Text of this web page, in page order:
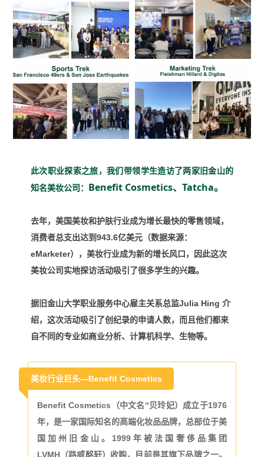
此次职业探索之旅，我们带领学生造访了两家旧金山的
知名美妆公司： Benefit Cosmetics、Tatcha。
去年，美国美妆和护肤行业成为增长最快的零售领域，
消费者总支出达到943.6亿美元（数据来源：
eMarketer），美妆行业成为新的增长风口，因此这次
美妆公司实地探访活动吸引了很多学生的兴趣。
据旧金山大学职业服务中心雇主关系总监Julia Hing 介
绍，这次活动吸引了创纪录的申请人数，而且他们都来
自不同的专业如商业分析、计算机科学、生物等。
美妆行业巨头—Benefit Cosmetics
Benefit Cosmetics（中文名“贝玲妃）成立于1976
年， 是一家国际知名的高端化妆品品牌，总部位于美
国加州旧金山。 1999年被法国奢侈品集团
LVMH（路威酩轩）收购，目前是其旗下品牌之一。